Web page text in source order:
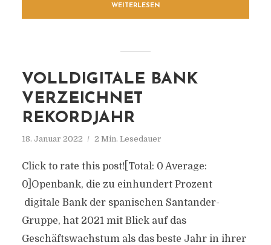
WEITERLESEN
VOLLDIGITALE BANK
VERZEICHNET
REKORDJAHR
18. Januar 2022 2 Min. Lesedauer
Click to rate this post![Total: 0 Average:
0]Openbank, die zu einhundert Prozent
digitale Bank der spanischen Santander-
Gruppe, hat 2021 mit Blick auf das
Geschäftswachstum als das beste Jahr in ihrer